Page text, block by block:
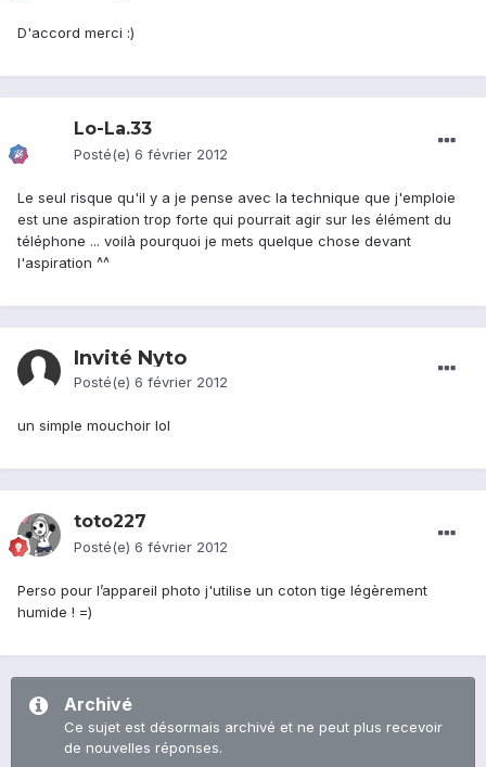
D'accord merci :)
Lo-La.33
Posté(e) 6 février 2012
Le seul risque qu'il y a je pense avec la technique que j'emploie
est une aspiration trop forte qui pourrait agir sur les élément du
téléphone ... voilà pourquoi je mets quelque chose devant
l'aspiration ^^
Invité Nyto
Posté(e) 6 février 2012
un simple mouchoir lol
toto227
Posté(e) 6 février 2012
Perso pour l’appareil photo j'utilise un coton tige légèrement
humide ! =)
Archivé
Ce sujet est désormais archivé et ne peut plus recevoir
de nouvelles réponses.